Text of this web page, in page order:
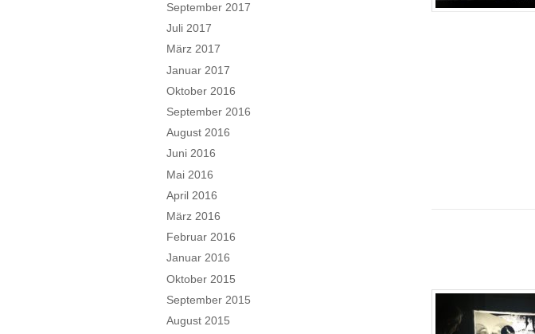
September 2017
Juli 2017
März 2017
Januar 2017
Oktober 2016
September 2016
August 2016
Juni 2016
Mai 2016
April 2016
März 2016
Februar 2016
Januar 2016
Oktober 2015
September 2015
August 2015